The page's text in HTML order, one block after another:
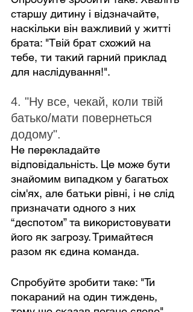
старшу дитину і відзначайте,
наскільки він важливий у житті
брата: "Твій брат схожий на
тебе, ти такий гарний приклад
для наслідування!".
4. "Ну все, чекай, коли твій
батько/мати повернеться
додому".
Не перекладайте
відповідальність. Це може бути
знайомим випадком у багатьох
сім'ях, але батьки рівні, і не слід
призначати одного з них
“деспотом” та використовувати
його як загрозу. Тримайтеся
разом як єдина команда.
Спробуйте зробити таке: "Ти
покараний на один тиждень,